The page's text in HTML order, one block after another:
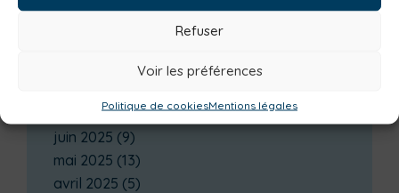
Refuser
Voir les préférences
Politique de cookiesMentions légales
décembre 2025(1)
septembre 2025(1)
juin 2025 (9)
mai 2025 (13)
avril 2025 (5)